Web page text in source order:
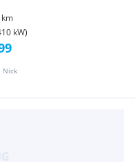
km
kW)
Nick